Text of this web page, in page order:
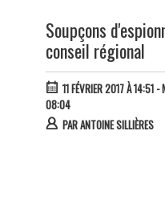
Soupçons
conseil régional
11 FÉVRIER 2017 À 14:51-
08:04
PARANTOINE SILLIÈRES